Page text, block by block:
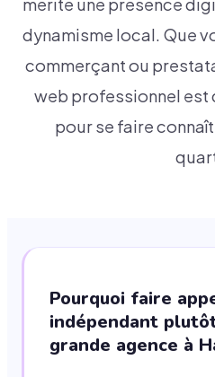
mérite une présence
dynamisme local. Que
commerçant ou
web professionnel est
pour se faire
Pourquoi faire
indépendant
grande agence à